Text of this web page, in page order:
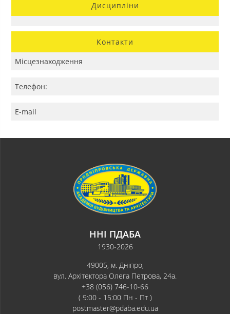
Дисципліни
Контакти
Місцезнаходження
Телефон:
E-mail
ННІ ПДАБА
1930-2026
49005, м. Дніпро,
вул. Архітектора Олега Петрова, 24а.
+38 (056) 746-10-66
( 9:00 - 15:00 Пн - Пт )
postmaster@pdaba.edu.ua